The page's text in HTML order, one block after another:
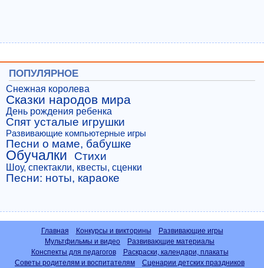
ПОПУЛЯРНОЕ
Снежная королева
Сказки народов мира
День рождения ребенка
Спят усталые игрушки
Развивающие компьютерные игры
Песни о маме, бабушке
Обучалки Стихи
Шоу, спектакли, квесты, сценки
Песни: ноты, караоке
Главная Конкурсы и викторины
Развивающие игры
Мультфильмы и видео
Развивающие материалы
Конспекты для педагогов
Раскраски, календари, плакаты
Советы родителям и воспитателям
Сценарии детских праздников